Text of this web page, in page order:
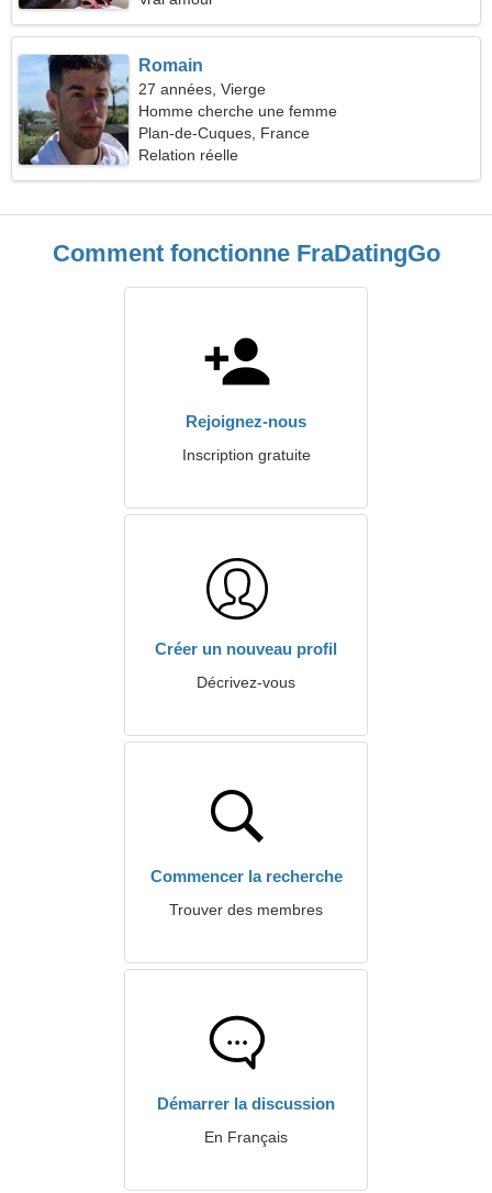
Romain
27 années, Vierge
Homme cherche une femme
Plan-de-Cuques, France
Relation réelle
Comment fonctionne FraDatingGo
Rejoignez-nous
Inscription gratuite
Créer un nouveau profil
Décrivez-vous
Commencer la recherche
Trouver des membres
Démarrer la discussion
En Français